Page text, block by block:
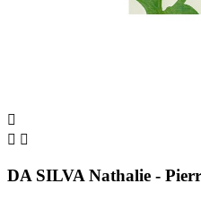

 
DA SILVA Nathalie -